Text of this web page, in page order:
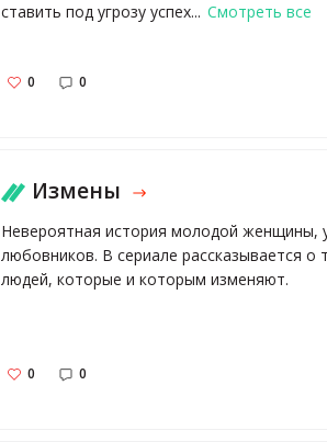
ставить под угрозу успех... Смотреть все
0 0
Измены
Невероятная история молодой женщины,
любовников. В сериале рассказывается о
людей, которые и которым изменяют.
0 0